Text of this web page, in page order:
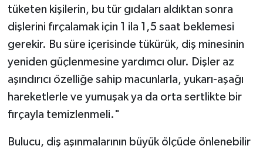
tüketen kişilerin, bu tür gıdaları aldıktan sonra
dişlerini fırçalamak için 1 ila 1,5 saat beklemesi
gerekir. Bu süre içerisinde tükürük, diş minesinin
yeniden güçlenmesine yardımcı olur. Dişler az
aşındırıcı özelliğe sahip macunlarla, yukarı-aşağı
hareketlerle ve yumuşak ya da orta sertlikte bir
fırçayla temizlenmeli."
Bulucu, diş aşınmalarının büyük ölçüde önlenebilir